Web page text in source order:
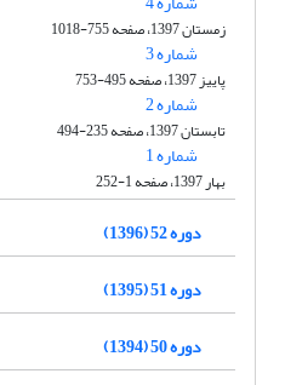
زمستان 1397، صفحه 755-1018
شماره 3
پاییز 1397، صفحه 495-753
شماره 2
تابستان 1397، صفحه 235-494
شماره 1
بهار 1397، صفحه 1-252
دوره 52 (1396)
دوره 51 (1395)
دوره 50 (1394)